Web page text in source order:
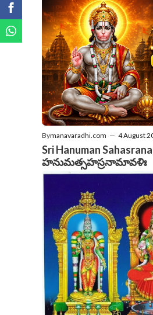
Bymanavaradhi.com — 4 August
Sri Hanuman
హనుమత్సహస్రనామావళిః